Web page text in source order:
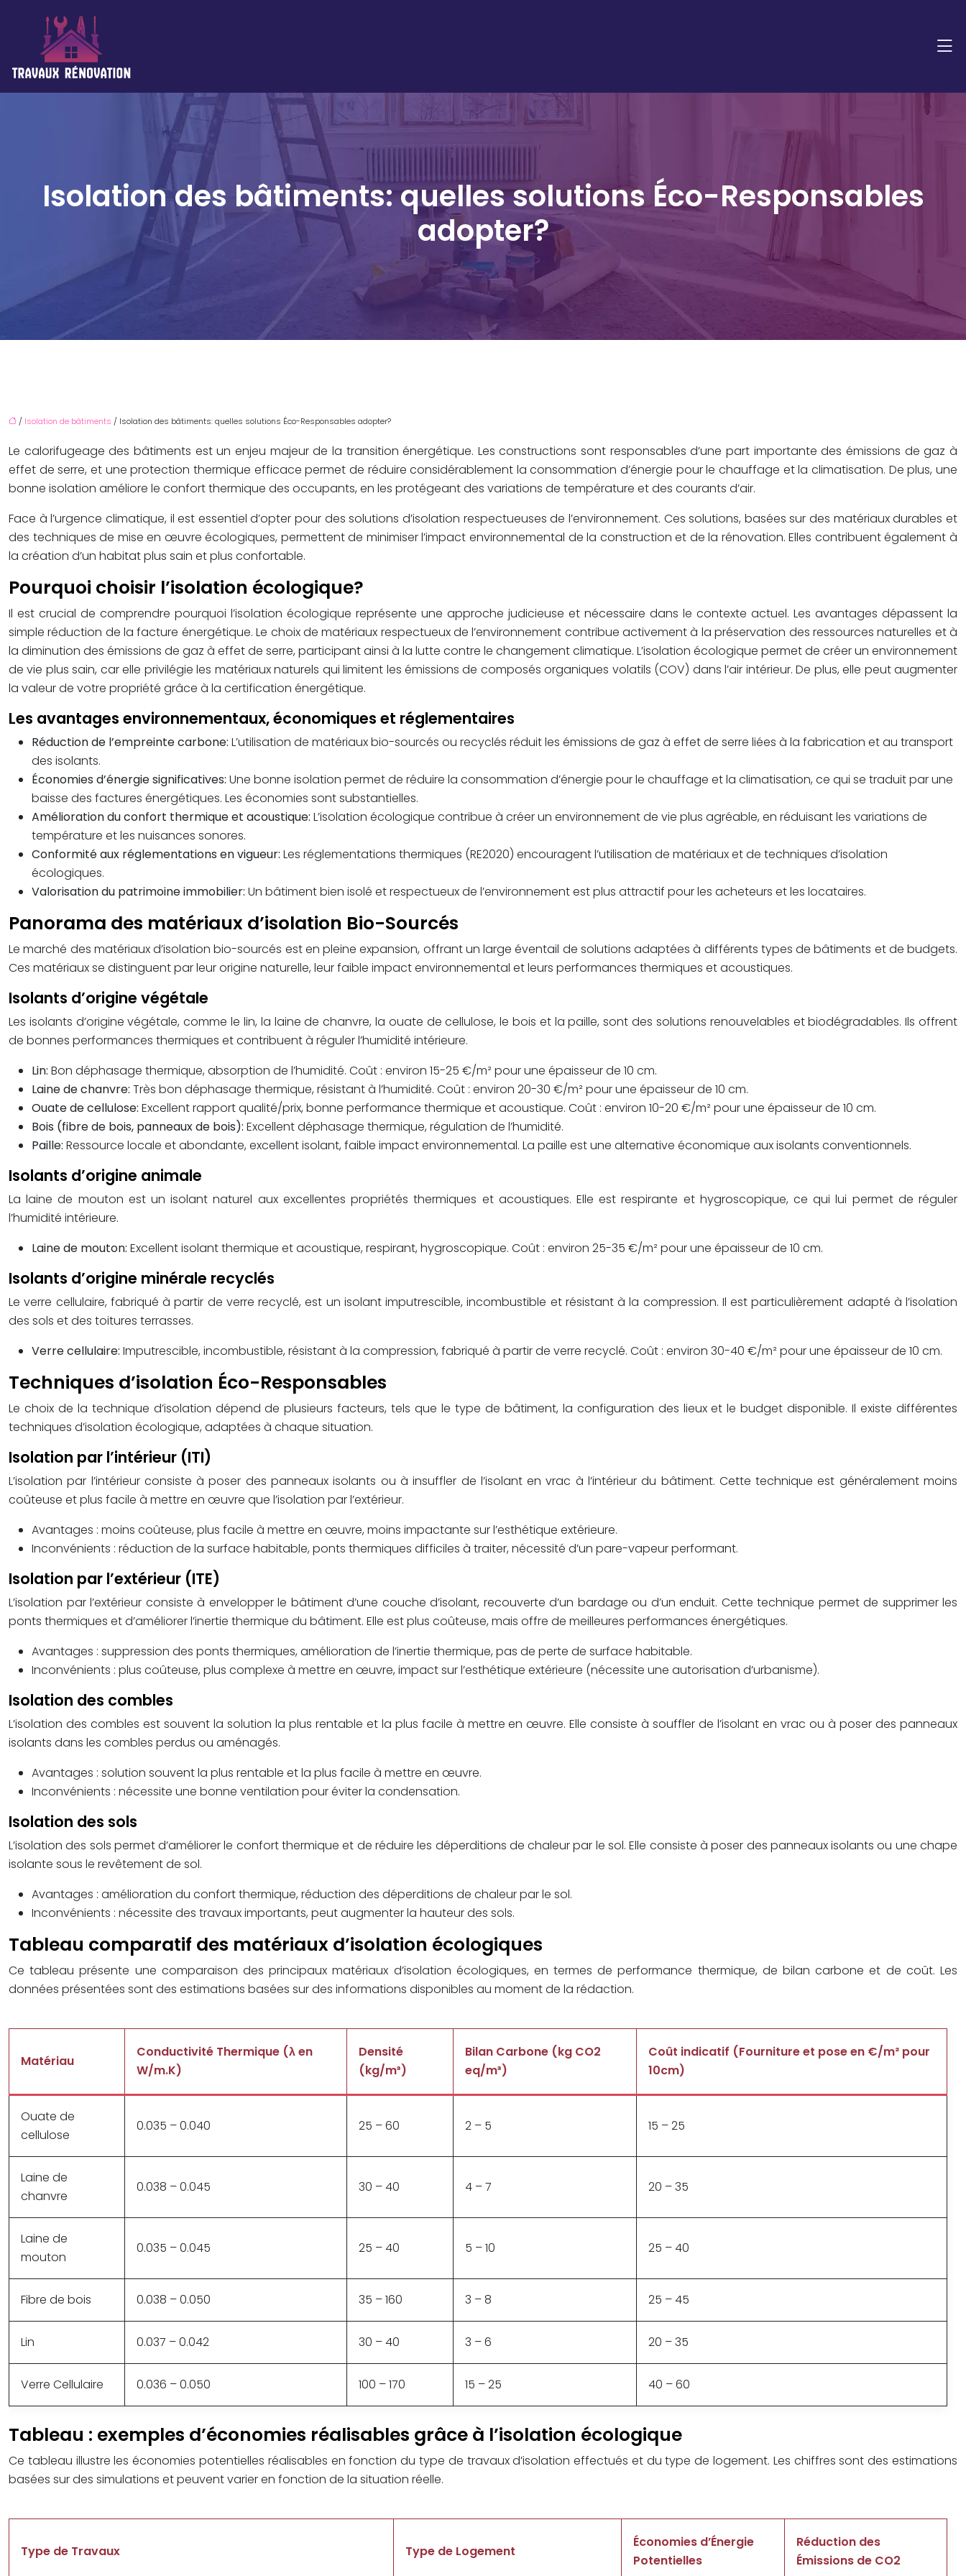
Isolation des bâtiments: quelles solutions Éco-Responsables
adopter?
/ Isolation de bâtiments / Isolation des bâtiments: quelles solutions Éco-Responsables adopter?
Le calorifugeage des bâtiments est un enjeu majeur de la transition énergétique. Les constructions sont responsables d’une part importante des émissions de gaz à
effet de serre, et une protection thermique efficace permet de réduire considérablement la consommation d’énergie pour le chauffage et la climatisation. De plus, une
bonne isolation améliore le confort thermique des occupants, en les protégeant des variations de température et des courants d’air.
Face à l’urgence climatique, il est essentiel d’opter pour des solutions d’isolation respectueuses de l’environnement. Ces solutions, basées sur des matériaux durables et
des techniques de mise en œuvre écologiques, permettent de minimiser l’impact environnemental de la construction et de la rénovation. Elles contribuent également à
la création d’un habitat plus sain et plus confortable.
Pourquoi choisir l’isolation écologique?
Il est crucial de comprendre pourquoi l’isolation écologique représente une approche judicieuse et nécessaire dans le contexte actuel. Les avantages dépassent la
simple réduction de la facture énergétique. Le choix de matériaux respectueux de l’environnement contribue activement à la préservation des ressources naturelles et à
la diminution des émissions de gaz à effet de serre, participant ainsi à la lutte contre le changement climatique. L’isolation écologique permet de créer un environnement
de vie plus sain, car elle privilégie les matériaux naturels qui limitent les émissions de composés organiques volatils (COV) dans l’air intérieur. De plus, elle peut augmenter
la valeur de votre propriété grâce à la certification énergétique.
Les avantages environnementaux, économiques et réglementaires
Réduction de l’empreinte carbone: L’utilisation de matériaux bio-sourcés ou recyclés réduit les émissions de gaz à effet de serre liées à la fabrication et au transport
des isolants.
Économies d’énergie significatives: Une bonne isolation permet de réduire la consommation d’énergie pour le chauffage et la climatisation, ce qui se traduit par une
baisse des factures énergétiques. Les économies sont substantielles.
Amélioration du confort thermique et acoustique: L’isolation écologique contribue à créer un environnement de vie plus agréable, en réduisant les variations de
température et les nuisances sonores.
Conformité aux réglementations en vigueur: Les réglementations thermiques (RE2020) encouragent l’utilisation de matériaux et de techniques d’isolation
écologiques.
Valorisation du patrimoine immobilier: Un bâtiment bien isolé et respectueux de l’environnement est plus attractif pour les acheteurs et les locataires.
Panorama des matériaux d’isolation Bio-Sourcés
Le marché des matériaux d’isolation bio-sourcés est en pleine expansion, offrant un large éventail de solutions adaptées à différents types de bâtiments et de budgets.
Ces matériaux se distinguent par leur origine naturelle, leur faible impact environnemental et leurs performances thermiques et acoustiques.
Isolants d’origine végétale
Les isolants d’origine végétale, comme le lin, la laine de chanvre, la ouate de cellulose, le bois et la paille, sont des solutions renouvelables et biodégradables. Ils offrent
de bonnes performances thermiques et contribuent à réguler l’humidité intérieure.
Lin: Bon déphasage thermique, absorption de l’humidité. Coût : environ 15-25 €/m² pour une épaisseur de 10 cm.
Laine de chanvre: Très bon déphasage thermique, résistant à l’humidité. Coût : environ 20-30 €/m² pour une épaisseur de 10 cm.
Ouate de cellulose: Excellent rapport qualité/prix, bonne performance thermique et acoustique. Coût : environ 10-20 €/m² pour une épaisseur de 10 cm.
Bois (fibre de bois, panneaux de bois): Excellent déphasage thermique, régulation de l’humidité.
Paille: Ressource locale et abondante, excellent isolant, faible impact environnemental. La paille est une alternative économique aux isolants conventionnels.
Isolants d’origine animale
La laine de mouton est un isolant naturel aux excellentes propriétés thermiques et acoustiques. Elle est respirante et hygroscopique, ce qui lui permet de réguler
l’humidité intérieure.
Laine de mouton: Excellent isolant thermique et acoustique, respirant, hygroscopique. Coût : environ 25-35 €/m² pour une épaisseur de 10 cm.
Isolants d’origine minérale recyclés
Le verre cellulaire, fabriqué à partir de verre recyclé, est un isolant imputrescible, incombustible et résistant à la compression. Il est particulièrement adapté à l’isolation
des sols et des toitures terrasses.
Verre cellulaire: Imputrescible, incombustible, résistant à la compression, fabriqué à partir de verre recyclé. Coût : environ 30-40 €/m² pour une épaisseur de 10 cm.
Techniques d’isolation Éco-Responsables
Le choix de la technique d’isolation dépend de plusieurs facteurs, tels que le type de bâtiment, la configuration des lieux et le budget disponible. Il existe différentes
techniques d’isolation écologique, adaptées à chaque situation.
Isolation par l’intérieur (ITI)
L’isolation par l’intérieur consiste à poser des panneaux isolants ou à insuffler de l’isolant en vrac à l’intérieur du bâtiment. Cette technique est généralement moins
coûteuse et plus facile à mettre en œuvre que l’isolation par l’extérieur.
Avantages : moins coûteuse, plus facile à mettre en œuvre, moins impactante sur l’esthétique extérieure.
Inconvénients : réduction de la surface habitable, ponts thermiques difficiles à traiter, nécessité d’un pare-vapeur performant.
Isolation par l’extérieur (ITE)
L’isolation par l’extérieur consiste à envelopper le bâtiment d’une couche d’isolant, recouverte d’un bardage ou d’un enduit. Cette technique permet de supprimer les
ponts thermiques et d’améliorer l’inertie thermique du bâtiment. Elle est plus coûteuse, mais offre de meilleures performances énergétiques.
Avantages : suppression des ponts thermiques, amélioration de l’inertie thermique, pas de perte de surface habitable.
Inconvénients : plus coûteuse, plus complexe à mettre en œuvre, impact sur l’esthétique extérieure (nécessite une autorisation d’urbanisme).
Isolation des combles
L’isolation des combles est souvent la solution la plus rentable et la plus facile à mettre en œuvre. Elle consiste à souffler de l’isolant en vrac ou à poser des panneaux
isolants dans les combles perdus ou aménagés.
Avantages : solution souvent la plus rentable et la plus facile à mettre en œuvre.
Inconvénients : nécessite une bonne ventilation pour éviter la condensation.
Isolation des sols
L’isolation des sols permet d’améliorer le confort thermique et de réduire les déperditions de chaleur par le sol. Elle consiste à poser des panneaux isolants ou une chape
isolante sous le revêtement de sol.
Avantages : amélioration du confort thermique, réduction des déperditions de chaleur par le sol.
Inconvénients : nécessite des travaux importants, peut augmenter la hauteur des sols.
Tableau comparatif des matériaux d’isolation écologiques
Ce tableau présente une comparaison des principaux matériaux d’isolation écologiques, en termes de performance thermique, de bilan carbone et de coût. Les
données présentées sont des estimations basées sur des informations disponibles au moment de la rédaction.
Matériau
Conductivité Thermique (λ en
W/m.K)
Densité
(kg/m³)
Bilan Carbone (kg CO2
eq/m³)
Coût indicatif (Fourniture et pose en €/m² pour
10cm)
Ouate de
cellulose
0.035 – 0.040 25 – 60 2 – 5 15 – 25
Laine de
chanvre
0.038 – 0.045 30 – 40 4 – 7 20 – 35
Laine de
mouton
0.035 – 0.045 25 – 40 5 – 10 25 – 40
Fibre de bois 0.038 – 0.050 35 – 160 3 – 8 25 – 45
Lin 0.037 – 0.042 30 – 40 3 – 6 20 – 35
Verre Cellulaire 0.036 – 0.050 100 – 170 15 – 25 40 – 60
Tableau : exemples d’économies réalisables grâce à l’isolation écologique
Ce tableau illustre les économies potentielles réalisables en fonction du type de travaux d’isolation effectués et du type de logement. Les chiffres sont des estimations
basées sur des simulations et peuvent varier en fonction de la situation réelle.
Type de Travaux Type de Logement
Économies d’Énergie
Potentielles
Réduction des
Émissions de CO2